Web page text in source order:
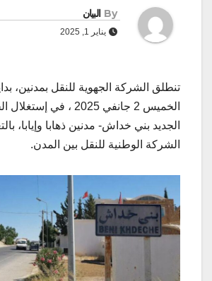
By البيان
يناير 1, 2025
تنطلق الشركة الجهوية للنقل بمدنين،
الخميس 2 جانفي 2025 ، في
الجديد بني خداش- مدنين ذهابا وإيابا،
الشركة الوطنية للنقل بين المدن.